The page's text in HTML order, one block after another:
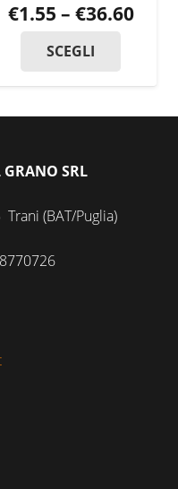
€1.55 – €36.60
SCEGLI
GRANO SRL
(BAT/Puglia)